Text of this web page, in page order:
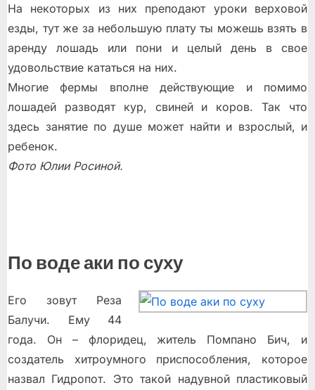
На некоторых из них преподают уроки верховой
езды, тут же за небольшую плату ты можешь взять в
аренду лошадь или пони и целый день в свое
удовольствие кататься на них.
Многие фермы вполне действующие и помимо
лошадей разводят кур, свиней и коров. Так что
здесь занятие по душе может найти и взрослый, и
ребенок.
Фото Юлии Росиной.
По воде аки по суху
Его зовут Реза
Балучи. Ему 44
года. Он – флоридец, житель Помпано Бич, и
создатель хитроумного приспособления, которое
назвал Гидропот. Это такой надувной пластиковый